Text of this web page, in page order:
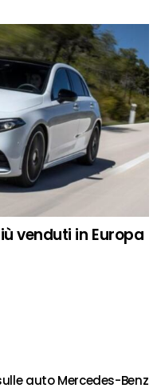
venduti in Europa
auto Mercedes-Benz